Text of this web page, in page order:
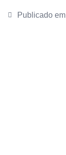
Publicado em